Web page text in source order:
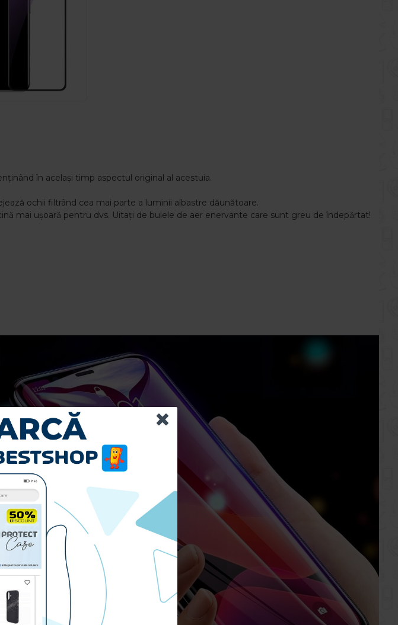
în același timp aspectul original al acestuia.
ochii filtrând cea mai parte a luminii albastre dăunătoare.
mai ușoară pentru dvs. Uitați de bulele de aer enervante care sunt greu de îndepărtat!